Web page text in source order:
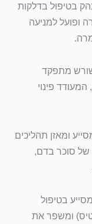
בטיפול בדלקות
ופועל למניעה
מתפקד
פינוי
ומאזן תהליכים
של סוכר בדם,
מסייע בטיפול
ומשפר את